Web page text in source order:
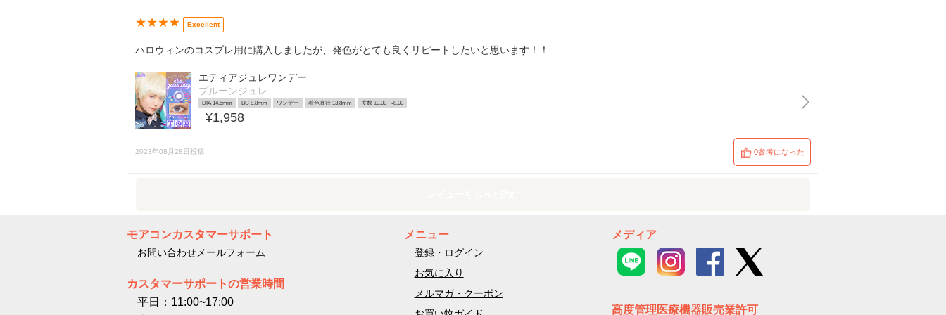
★★★★ Excellent
ハロウィンのコスプレ用に購入しましたが、発色がとても良くリピートしたいと思います！！
エティアジュレワンデー
プルーンジュレ
DIA 14.5mm BC 8.8mm ワンデー 着色直径 13.8mm 度数 ±0.00~ -8.00
¥1,958
2023年08月28日投稿 0参考になった
モアコンカスタマーサポート
お問い合わせメールフォーム
カスタマーサポートの営業時間
平日：11:00~17:00
メニュー
登録・ログイン
お気に入り
メルマガ・クーポン
メディア
高度管理医療機器販売業許可